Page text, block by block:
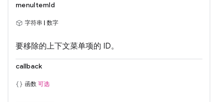
menuItemId
字符串 | 数字
要移除的上下文菜单项的 ID。
callback
函数 可选